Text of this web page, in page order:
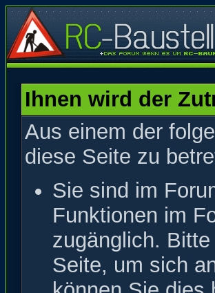
Ihnen wird der
Aus einem der
diese Seite zu
Sie sind im
Funktionen im
zugänglich.
Seite, um sich